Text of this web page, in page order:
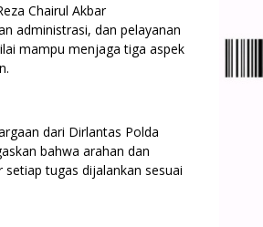
Chairul Akbar
administrasi, dan pelayanan
mampu menjaga tiga aspek
dari Dirlantas Polda
bahwa arahan dan
tugas dijalankan sesuai